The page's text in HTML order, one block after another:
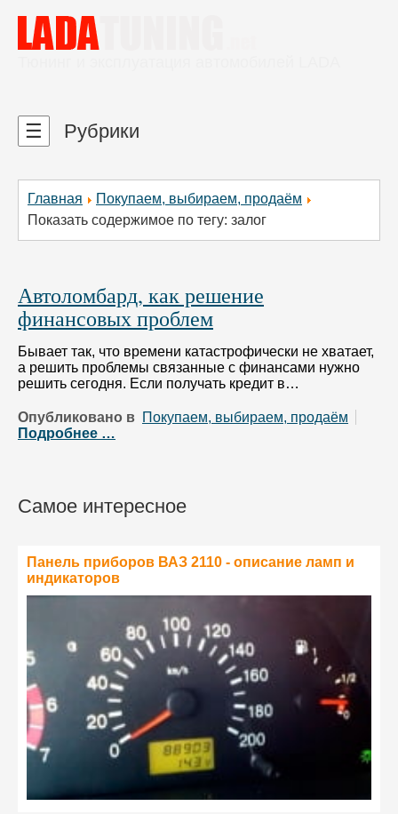
Главная
Покупаем, выбираем, продаём
Показать содержимое по тегу: залог
Автоломбард, как решение
финансовых проблем
Бывает так, что времени катастрофически не хватает,
а решить проблемы связанные с финансами нужно
решить сегодня. Если получать кредит в…
Опубликовано в Покупаем, выбираем, продаём
Подробнее …
Самое интересное
Панель приборов ВАЗ 2110 - описание ламп и
индикаторов
☰ Рубрики